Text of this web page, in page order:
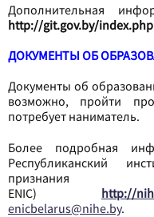
Дополнительная
http://git.gov.by/index.php
ДОКУМЕНТЫ ОБ
Документы об
возможно, пройти
потребует наниматель.
Более подробная
Республиканский
признания
ENIC) http://
enicbelarus@nihe.by.